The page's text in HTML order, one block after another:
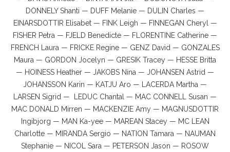
DONNELY Shanti — DUFF Melanie — DULIN Charles —
EINARSDOTTIR Elisabet — FINK Leigh — FINNEGAN Cheryl —
FISHER Petra — FJELD Benedicte — FLORENTINE Catherine —
FRENCH Laura — FRICKE Regine — GENZ David — GONZALES
Maura — GORDON Jocelyn — GRESIK Tracey — HESSE Britta
— HOINESS Heather — JAKOBS Nina — JOHANSEN Astrid —
JOHANSSON Karin — KATJU Aro — LACERDA Martha —
LARSEN Sigrid — LEDUC Chantal — MAC CONNELL Susan —
MAC DONALD Mirren — MACKENZIE Amy — MAGNUSDOTTIR
Ingibjorg — MAN Ka-yee — MAREAN Stacey — MC LEAN
Charlotte — MIRANDA Sergio — NATION Tamara — NAUMAN
Stephanie — NICOL Sara — PETERSON Jason — ROSOW